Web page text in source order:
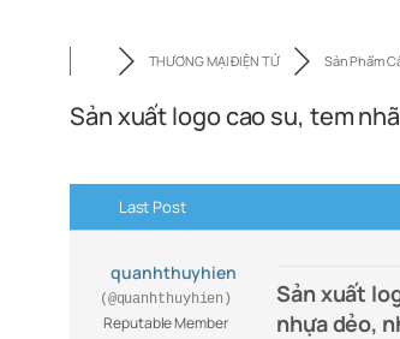
THƯƠNG MẠI ĐIỆN TỬ Sản Phẩm
Sản xuất logo cao su, tem
Last Post
quanhthuyhien
(@quanhthuyhien)
Reputable Member
Sản xuất
nhựa dẻo,